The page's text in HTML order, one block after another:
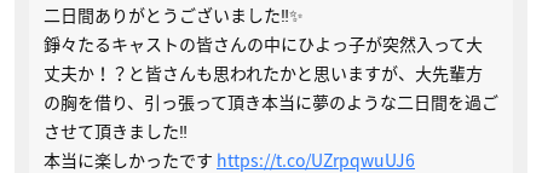
二日間ありがとうございました‼️✨
錚々たるキャストの皆さんの中にひよっ子が突然入って大
丈夫か！？と皆さんも思われたかと思いますが、大先輩方
の胸を借り、引っ張って頂き本当に夢のような二日間を過ご
させて頂きました‼️
本当に楽しかったです https://t.co/UZrpqwuUJ6